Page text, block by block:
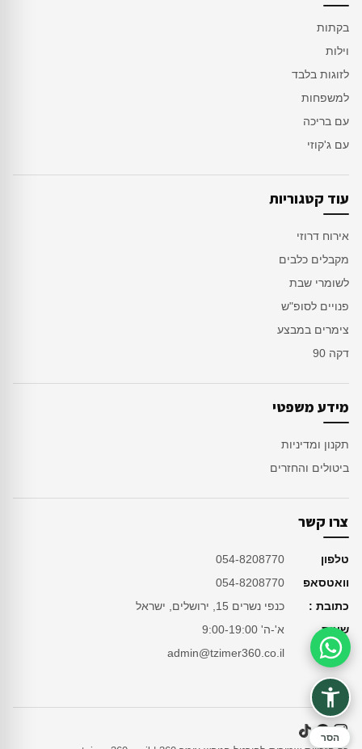
בקתות
וילות
לזוגות בלבד
למשפחות
עם בריכה
עם ג'קוזי
עוד קטגוריות
אירוח דרוזי
מקבלים כלבים
לשומרי שבת
פנויים לסופ"ש
צימרים במבצע
דקה 90
מידע משפטי
תקנון ומדיניות
ביטולים והחזרים
צרו קשר
טלפון
054-8208770
וואטסאפ
054-8208770
כתובת :
כנפי נשרים 15, ירושלים, ישראל
שעות
א'-ה' 9:00-19:00
מייל
admin@tzimer360.co.ilסיוע בהזמנה
הסר